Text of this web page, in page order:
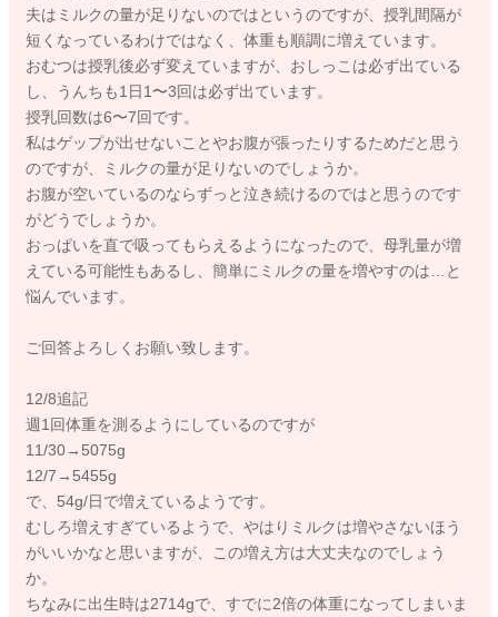
夫はミルクの量が足りないのではというのですが、授乳間隔が
短くなっているわけではなく、体重も順調に増えています。
おむつは授乳後必ず変えていますが、おしっこは必ず出ている
し、うんちも1日1〜3回は必ず出ています。
授乳回数は6〜7回です。
私はゲップが出せないことやお腹が張ったりするためだと思う
のですが、ミルクの量が足りないのでしょうか。
お腹が空いているのならずっと泣き続けるのではと思うのです
がどうでしょうか。
おっぱいを直で吸ってもらえるようになったので、母乳量が増
えている可能性もあるし、簡単にミルクの量を増やすのは…と
悩んでいます。
ご回答よろしくお願い致します。
12/8追記
週1回体重を測るようにしているのですが
11/30→5075g
12/7→5455g
で、54g/日で増えているようです。
むしろ増えすぎているようで、やはりミルクは増やさないほう
がいいかなと思いますが、この増え方は大丈夫なのでしょう
か。
ちなみに出生時は2714gで、すでに2倍の体重になってしまいま